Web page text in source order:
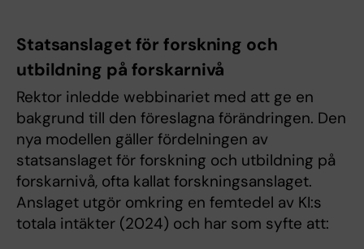
Statsanslaget för forskning och
utbildning på forskarnivå
Rektor inledde webbinariet med att ge en
bakgrund till den föreslagna förändringen. Den
nya modellen gäller fördelningen av
statsanslaget för forskning och utbildning på
forskarnivå, ofta kallat forskningsanslaget.
Anslaget utgör omkring en femtedel av KI:s
totala intäkter (2024) och har som syfte att: